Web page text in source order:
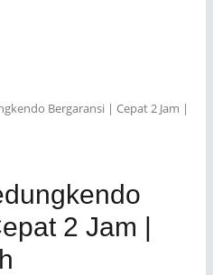
Bergaransi | Cepat 2 Jam |
2 Jam |